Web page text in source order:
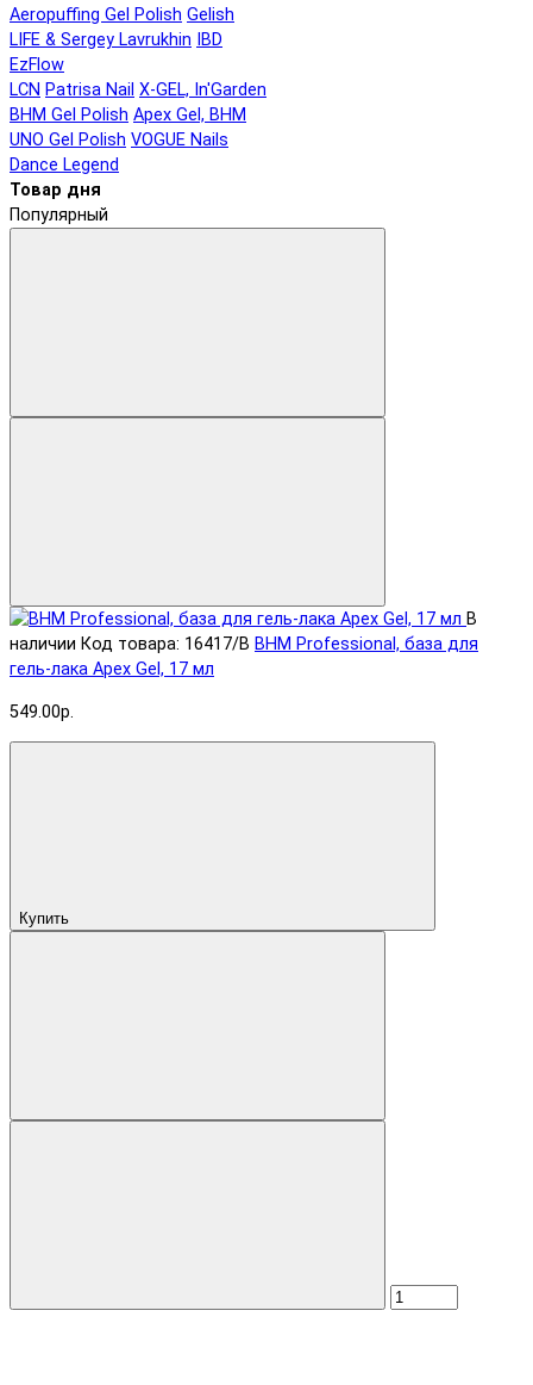
Aeropuffing Gel Polish Gelish
LIFE & Sergey Lavrukhin
IBD
EzFlow
LCN Patrisa Nail X-GEL, In'Garden
BHM Gel Polish Apex Gel, BHM
UNO Gel Polish VOGUE Nails
Dance Legend
Товар дня
Популярный
В
наличии Код товара: 16417/B BHM Professional, база для
гель-лака Apex Gel, 17 мл
549.00р.
Купить